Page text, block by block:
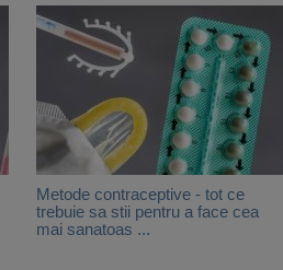
Metode contraceptive - tot ce
trebuie sa stii pentru a face cea
mai sanatoas ...